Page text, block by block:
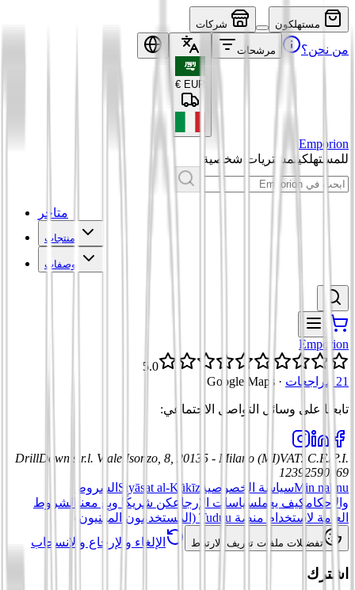
مستهلكون شركات
من نحن؟ مرشحات
EUR
€
Emporion
للمستهلكينمشتريات شخصية
متاجر
منتجات
وصفات
Emporion
5.0
21 مراجعات
·
Google Maps
تابعنا على وسائل التواصل الاجتماعي:
DrillDown s.r.l. Viale Isonzo, 8, 20135 - Milano (MI)VAT: C.F./P.I.
12392590969
Min nahnuسياسة الخصوصية Siyāsat al-Kūkīz الشروط
والأحكامكيف يعملسياسات الإرجاعكن شريكًا وبِع معنا
الشروط
العامة لاستخدام منصة Tuduu (المستخدمون المهنيون)
تفضيلات ملفات تعريف الارتباط الإلغاء والإرجاع والانسحاب
اشترك